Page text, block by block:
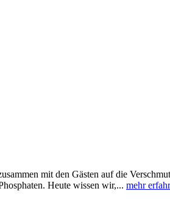
mit den Gästen auf die
Heute wissen wir,... mehr